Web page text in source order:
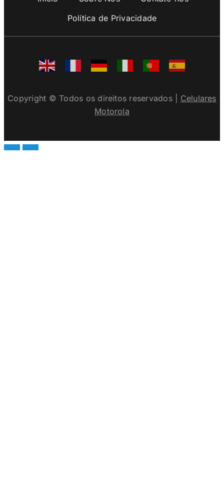
Política de Privacidade
Copyright © Todos os direitos reservados | Celulares
Motorola